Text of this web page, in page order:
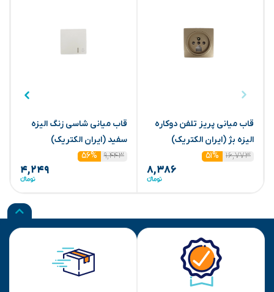
قاب میانی پریز تلفن دوکاره
الیزه بژ (ایران الکتریک)
۱۶,۷۷۳
۵۱%
۸,۳۸۶
قاب میانی شاسی زنگ الیزه
سفید (ایران الکتریک)
۹,۴۴۳
۵۶%
۴,۲۴۹